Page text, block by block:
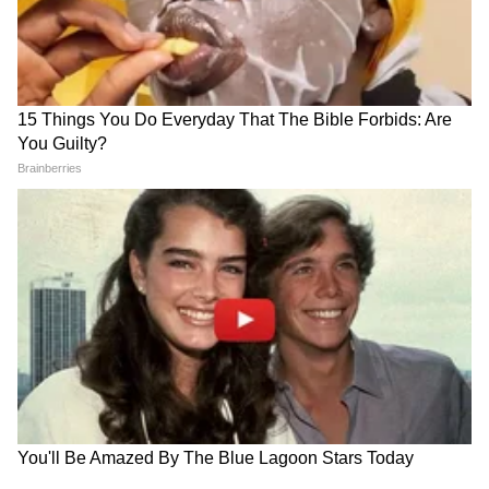
घर खरेदी प्लॅन करताय? पत्नीच्या नावे मालमत्ता घेण्याचे 'हे'
५ जबरदस्त फायदे, वाचून तुम्हीही थक्क व्हाल!
यानंतर साधारण महिना होईल, तोपर्यंत विचलित होऊ
नका. यानंतर तुम्हाला वेगवेगळी आकर्षणं दिली जातील,
जसं की या प्रोजेक्टमध्ये शेवटचे २ फ्लॅट शिल्लक आहेत,
ते इन्व्हेस्टर आहेत. त्यांना विकायचा आहे, आजूबाजूचे
शेजारी, त्यांची जात धर्म यावरही तुम्हाला आकर्षण निर्माण
केलं जाईल, पण कोणतंही नाव न घेता.
तुम्हाला पार्किंग चार्जेस, पझेशन चार्जेस लावले जातील.
जीएसटी लावला जाईल, पण नियम दाखवल्यावर हे
तुम्हाला लागू नाही, हे कळाल्यावर आणि तुम्ही त्यांना
सांगितल्यावर लाखो रुपये कमी केले जातील. ग्राहकाचा
RECOMMENDED STORIES